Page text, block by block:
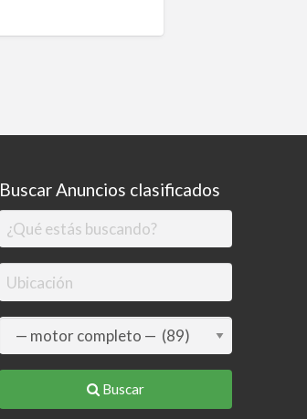
Buscar Anuncios clasificados
Buscar